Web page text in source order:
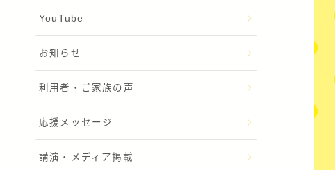
YouTube
お知らせ
利用者・ご家族の声
応援メッセージ
講演・メディア掲載